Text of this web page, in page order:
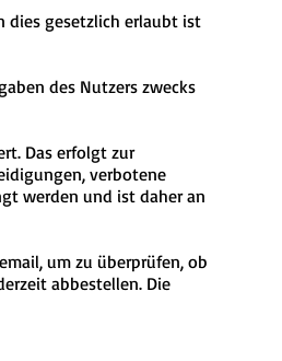
dies gesetzlich erlaubt ist
des Nutzers zwecks
Das erfolgt zur
verbotene
werden und ist daher an
um zu überprüfen, ob
abbestellen. Die